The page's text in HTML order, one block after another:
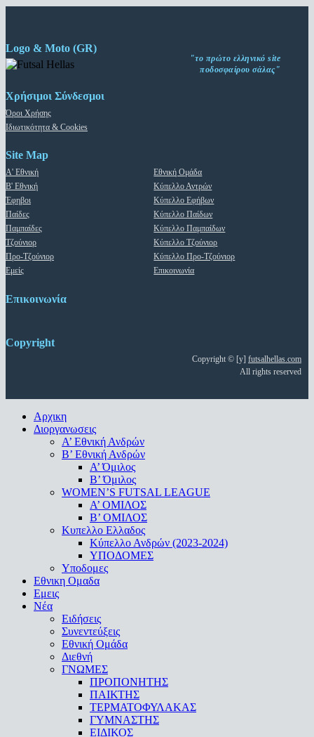
Logo & Moto (GR)
"το πρώτο ελληνικό site
ποδοσφαίρου σάλας"
Χρήσιμοι Σύνδεσμοι
Όροι Χρήσης
Ιδιωτικότητα & Cookies
Site Map
Α' Εθνική
Β' Εθνική
Έφηβοι
Παίδες
Παμπαίδες
Τζούνιορ
Προ-Τζούνιορ
Εμείς
Εθνική Ομάδα
Κύπελλο Αντρών
Κύπελλο Εφήβων
Κύπελλο Παίδων
Κύπελλο Παμπαίδων
Κύπελλο Τζούνιορ
Κύπελλο Προ-Τζούνιορ
Επικοινωνία
Επικοινωνία
Copyright
Copyright © [y] futsalhellas.com
All rights reserved
Close
Menu
Αρχικη
Διοργανωσεις
Α’ Εθνική Ανδρών
Β’ Εθνική Ανδρών
A’ Όμιλος
Β’ Όμιλος
WOMEN’S FUTSAL LEAGUE
A’ ΟΜΙΛΟΣ
Β’ ΟΜΙΛΟΣ
Κυπελλο Ελλαδος
Κύπελλο Ανδρών (2023-2024)
ΥΠΟΔΟΜΕΣ
Υποδομες
Εθνικη Ομαδα
Εμεις
Νέα
Ειδήσεις
Συνεντεύξεις
Εθνική Ομάδα
Διεθνή
ΓΝΩΜΕΣ
ΠΡΟΠΟΝΗΤΗΣ
ΠΑΙΚΤΗΣ
ΤΕΡΜΑΤΟΦΥΛΑΚΑΣ
ΓΥΜΝΑΣΤΗΣ
ΕΙΔΙΚΟΣ